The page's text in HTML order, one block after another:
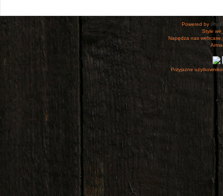
Powered by
Style
Napędza nas
Przyjazne